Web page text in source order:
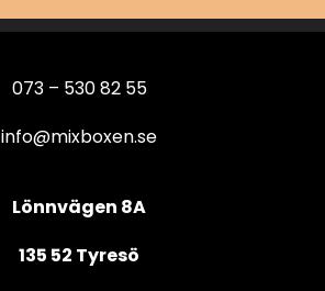
073 – 530 82 55
info@mixboxen.se
Lönnvägen 8A
135 52 Tyresö